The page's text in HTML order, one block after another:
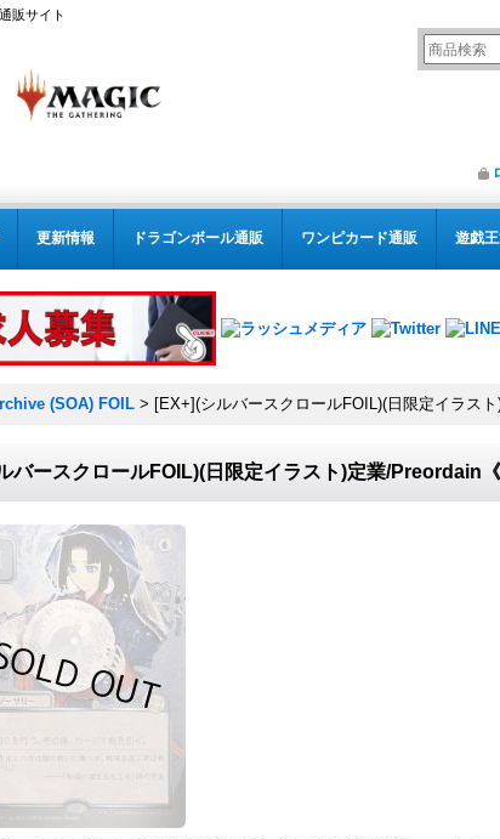
販サイト
更新情報 ドラゴンボール通販 ワンピカード通販 遊戯
(SOA) FOIL > [EX+](シルバースクロールFOIL)(日限定イラス
バースクロールFOIL)(日限定イラスト)定業/Preordain